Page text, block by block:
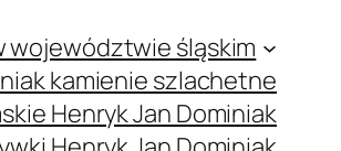
województwie śląskim
kamienie szlachetne
Henryk Jan Dominiak